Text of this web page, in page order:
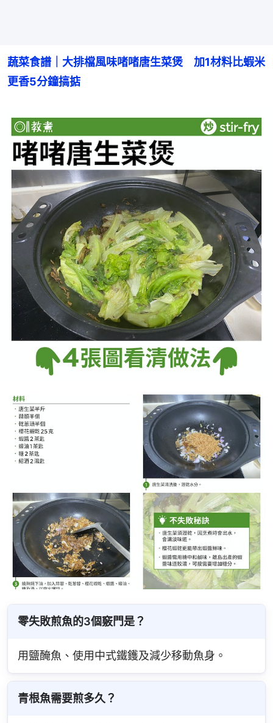
蔬菜食譜｜大排檔風味啫啫唐生菜煲　加1材料比蝦米
更香5分鐘搞掂
零失敗煎魚的3個竅門是？
用鹽醃魚、使用中式鐵鑊及減少移動魚身。
青根魚需要煎多久？